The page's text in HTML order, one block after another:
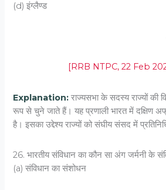
(d) इंग्लैण्ड
[RRB NTPC, 22 Feb
Explanation: राज्यसभा के सदस्य राज्यों की
रूप से चुने जाते हैं। यह प्रणाली भारत में दक्षिण
है। इसका उद्देश्य राज्यों को संघीय संसद में
26. भारतीय संविधान का कौन सा अंग जर्मनी के
(a) संविधान का संशोधन